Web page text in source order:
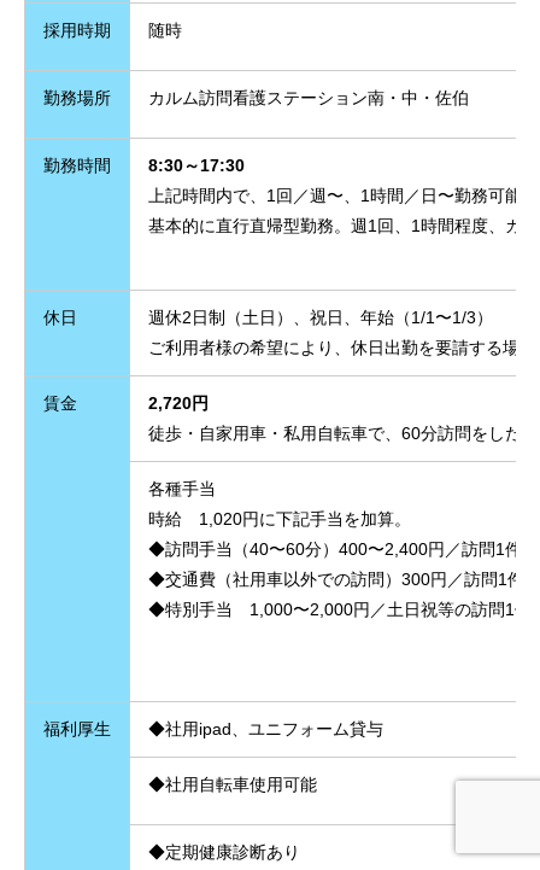
採用時期 随時
勤務場所 カルム訪問看護ステーション南・中・佐伯
勤務時間
8:30～17:30
上記時間内で、1回／週〜、1時間／日〜勤務可能。
基本的に直行直帰型勤務。週1回、1時間程度、カ
休日
週休2日制（土日）、祝日、年始（1/1〜1/3）
ご利用者様の希望により、休日出勤を要請する場
賃金
2,720円
徒歩・自家用車・私用自転車で、60分訪問をした
各種手当
時給 1,020円に下記手当を加算。
◆訪問手当（40〜60分）400〜2,400円／訪問1件
◆交通費（社用車以外での訪問）300円／訪問1件
◆特別手当 1,000〜2,000円／土日祝等の訪問1件
福利厚生 ◆社用ipad、ユニフォーム貸与
◆社用自転車使用可能
◆定期健康診断あり